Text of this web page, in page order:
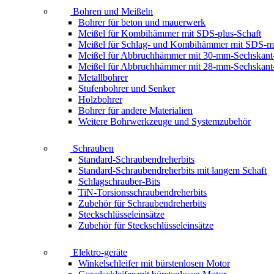
Bohren und Meißeln
Bohrer für beton und mauerwerk
Meißel für Kombihämmer mit SDS-plus-Schaft
Meißel für Schlag- und Kombihämmer mit SDS-
Meißel für Abbruchhämmer mit 30-mm-
Meißel für Abbruchhämmer mit 28-mm-
Metallbohrer
Stufenbohrer und Senker
Holzbohrer
Bohrer für andere Materialien
Weitere Bohrwerkzeuge und Systemzubehör
Schrauben
Standard-Schraubendreherbits
Standard-Schraubendreherbits mit langem Schaft
Schlagschrauber-Bits
TiN-Torsionsschraubendreherbits
Zubehör für Schraubendreherbits
Steckschlüsseleinsätze
Zubehör für Steckschlüsseleinsätze
Elektro-geräte
Winkelschleifer mit bürstenlosen Motor